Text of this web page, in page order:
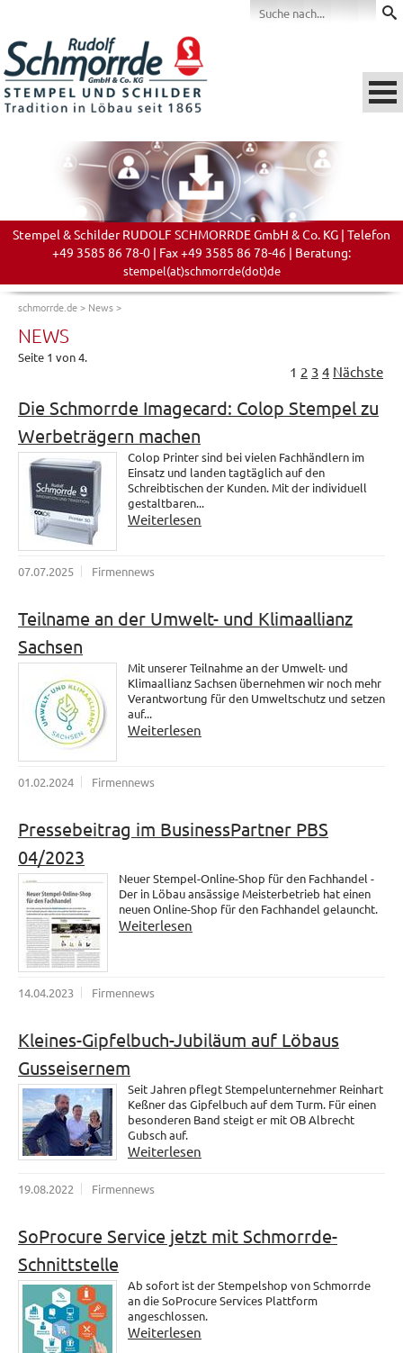
Stempel & Schilder RUDOLF SCHMORRDE GmbH & Co. KG | Telefon
+49 3585 86 78-0 | Fax +49 3585 86 78-46 | Beratung:
stempel(at)schmorrde(dot)de
schmorrde.de> News>
NEWS
Seite 1 von 4.
1 2 3 4 Nächste
Die Schmorrde Imagecard: Colop Stempel zu
Werbeträgern machen
Colop Printer sind bei vielen Fachhändlern im
Einsatz und landen tagtäglich auf den
Schreibtischen der Kunden. Mit der individuell
gestaltbaren...
Weiterlesen
07.07.2025 Firmennews
Teilname an der Umwelt- und Klimaallianz
Sachsen
Mit unserer Teilnahme an der Umwelt- und
Klimaallianz Sachsen übernehmen wir noch mehr
Verantwortung für den Umweltschutz und setzen
auf...
Weiterlesen
01.02.2024 Firmennews
Pressebeitrag im BusinessPartner PBS
04/2023
Neuer Stempel-Online-Shop für den Fachhandel -
Der in Löbau ansässige Meisterbetrieb hat einen
neuen Online-Shop für den Fachhandel gelauncht.
Weiterlesen
14.04.2023 Firmennews
Kleines-Gipfelbuch-Jubiläum auf Löbaus
Gusseisernem
Seit Jahren pflegt Stempelunternehmer Reinhart
Keßner das Gipfelbuch auf dem Turm. Für einen
besonderen Band steigt er mit OB Albrecht
Gubsch auf.
Weiterlesen
19.08.2022 Firmennews
SoProcure Service jetzt mit Schmorrde-
Schnittstelle
Ab sofort ist der Stempelshop von Schmorrde
an die SoProcure Services Plattform
angeschlossen.
Weiterlesen